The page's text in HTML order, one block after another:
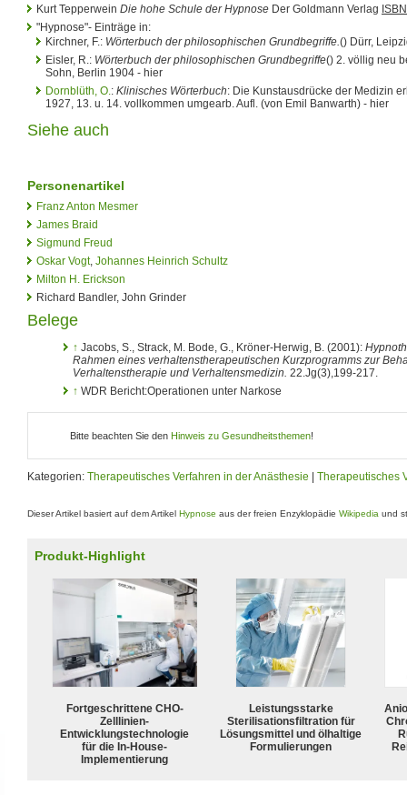
Kurt Tepperwein Die hohe Schule der Hypnose Der Goldmann Verlag
"Hypnose"- Einträge in:
Kirchner, F.: Wörterbuch der philosophischen Grundbegriffe. () Dürr,
Eisler, R.: Wörterbuch der philosophischen Grundbegriffe() 2. völlig neu
Sohn, Berlin 1904 - hier
Dornblüth, O. : Klinisches Wörterbuch: Die Kunstausdrücke der Medizin
1927, 13. u. 14. vollkommen umgearb. Aufl. (von Emil Banwarth) - hier
Siehe auch
Personenartikel
Franz Anton Mesmer
James Braid
Sigmund Freud
Oskar Vogt, Johannes Heinrich Schultz
Milton H. Erickson
Richard Bandler, John Grinder
Belege
↑ Jacobs, S., Strack, M. Bode, G., Kröner-Herwig, B. (2001):
Rahmen eines verhaltenstherapeutischen Kurzprogramms zur
Verhaltenstherapie und Verhaltensmedizin. 22.Jg(3),199-217.
↑ WDR Bericht:Operationen unter Narkose
Bitte beachten Sie den Hinweis zu Gesundheitsthemen!
Kategorien: Therapeutisches Verfahren in der Anästhesie | Therapeutisches
Dieser Artikel basiert auf dem Artikel Hypnose aus der freien Enzyklopädie Wikipedia und
Produkt-Highlight
Fortgeschrittene CHO-
Zelllinien-
Entwicklungstechnologie
für die In-House-
Implementierung
Leistungsstarke
Sterilisationsfiltration für
Lösungsmittel und ölhaltige
Formulierungen